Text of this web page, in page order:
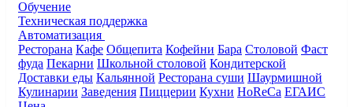
Обучение
Техническая поддержка
Автоматизация
Ресторана Кафе Общепита Кофейни Бара Столовой Фаст
фуда Пекарни Школьной столовой Кондитерской
Доставки еды Кальянной Ресторана суши Шаурмишной
Кулинарии Заведения Пиццерии Кухни HoReCa ЕГАИС